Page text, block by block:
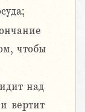
чтобы
над
вертит